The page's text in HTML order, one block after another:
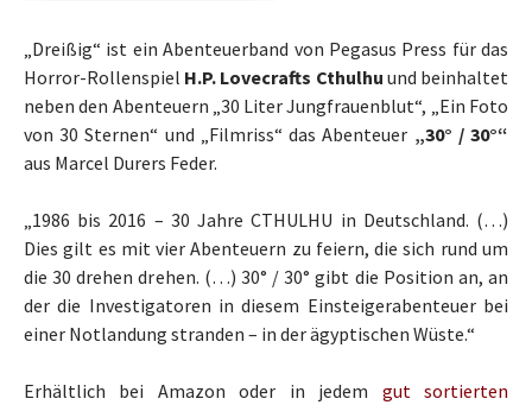
„Dreißig“ ist ein Abenteuerband von Pegasus Press für das
Horror-Rollenspiel H.P. Lovecrafts Cthulhu und beinhaltet
neben den Abenteuern „30 Liter Jungfrauenblut“, „Ein Foto
von 30 Sternen“ und „Filmriss“ das Abenteuer „30° / 30°“
aus Marcel Durers Feder.
„1986 bis 2016 – 30 Jahre CTHULHU in Deutschland. (…)
Dies gilt es mit vier Abenteuern zu feiern, die sich rund um
die 30 drehen drehen. (…) 30° / 30° gibt die Position an, an
der die Investigatoren in diesem Einsteigerabenteuer bei
einer Notlandung stranden – in der ägyptischen Wüste.“
Erhältlich bei Amazon oder in jedem gut sortierten